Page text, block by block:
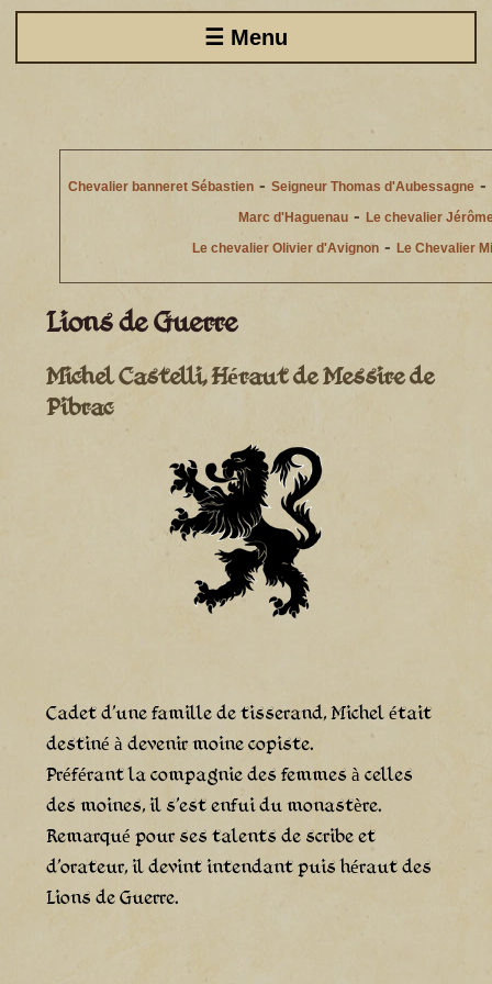
Chevalier banneret Sébastien- Seigneur Thomas d'Aubessagne-
Marc d'Haguenau- Le chevalier
Le chevalier Olivier d'Avignon - Le Chevalier
Lions de Guerre
Michel Castelli, Héraut de Messire de
Pibrac
Cadet d'une famille de tisserand, Michel était
destiné à devenir moine copiste.
Préférant la compagnie des femmes à celles
des moines, il s'est enfui du monastère.
Remarqué pour ses talents de scribe et
d'orateur, il devint intendant puis héraut des
Lions de Guerre.
☰ Menu